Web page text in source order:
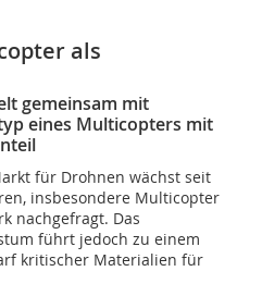
als
gemeinsam mit
eines Multicopters mit
für Drohnen wächst seit
insbesondere Multicopter
nachgefragt. Das
führt jedoch zu einem
kritischer Materialien für